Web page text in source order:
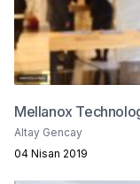
Mellanox
Altay Gencay
04 Nisan 2019